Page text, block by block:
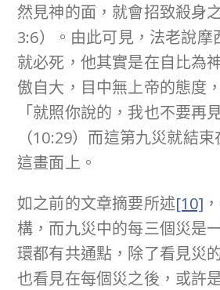
然見神的面，就會招致殺身
3:6）。由此可見，法老說摩
就必死，他其實是在自比為
傲自大，目中無上帝的態度
「就照你說的，我也不要再
（10:29）而這第九災就結
這畫面上。
如之前的文章摘要所述[10]
構，而九災中的每三個災是
環都有共通點，除了看見災
也看見在每個災之後，或許